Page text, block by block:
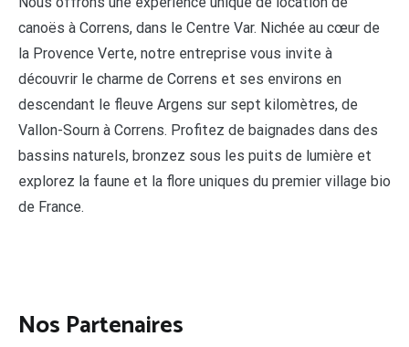
canoës à Correns, dans le Centre Var. Nichée au cœur de
la Provence Verte, notre entreprise vous invite à
découvrir le charme de Correns et ses environs en
descendant le fleuve Argens sur sept kilomètres, de
Vallon-Sourn à Correns. Profitez de baignades dans des
bassins naturels, bronzez sous les puits de lumière et
explorez la faune et la flore uniques du premier village bio
de France.
Nos Partenaires